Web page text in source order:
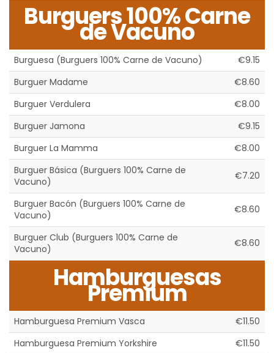
Burguers 100% Carne
de Vacuno
Burguesa (Burguers 100% Carne de Vacuno)
€9.15
Burguer Madame
€8.60
Burguer Verdulera
€8.00
Burguer Jamona
€9.15
Burguer La Mamma
€8.00
Burguer Básica (Burguers 100% Carne de
Vacuno)
€7.20
Burguer Bacón (Burguers 100% Carne de
Vacuno)
€8.60
Burguer Club (Burguers 100% Carne de
Vacuno)
€8.60
Hamburguesas
Premium
Hamburguesa Premium Vasca
€11.50
Hamburguesa Premium Yorkshire
€11.50